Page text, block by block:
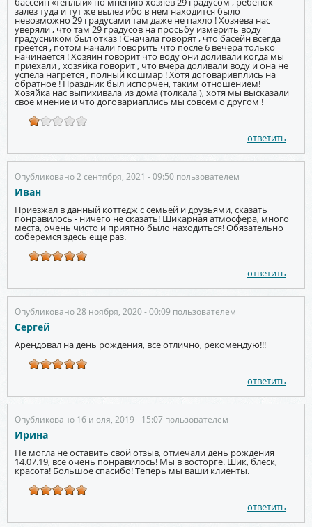
залез туда и тут же вылез ибо в нем находится было
невозможно 29 градусами там даже не пахло ! Хозяева нас
уверяли , что там 29 градусов на просьбу измерить воду
градусником был отказ ! Сначала говорят , что басейн всегда
греется , потом начали говорить что после 6 вечера только
начинается ! Хозяин говорит что воду они доливали когда мы
приехали , хозяйка говорит , что вчера доливали воду и она не
успела нагрется , полный кошмар ! Хотя договаривплись на
обратное ! Праздник был испорчен, таким отношением!
Хозяйка нас выпихивала из дома (толкала ), хотя мы высказали
свое мнение и что договариаплись мы совсем о другом !
ответить
Опубликовано 2 сентября, 2021 - 09:50 пользователем
Иван
Приезжал в данный коттедж с семьей и друзьями, сказать
понравилось - ничего не сказать! Шикарная атмосфера, много
места, очень чисто и приятно было находиться! Обязательно
соберемся здесь еще раз.
ответить
Опубликовано 28 ноября, 2020 - 00:09 пользователем
Сергей
Арендовал на день рождения, все отлично, рекомендую!!!
ответить
Опубликовано 16 июля, 2019 - 15:07 пользователем
Ирина
Не могла не оставить свой отзыв, отмечали день рождения
14.07.19, все очень понравилось! Мы в восторге. Шик, блеск,
красота! Большое спасибо! Теперь мы ваши клиенты.
ответить